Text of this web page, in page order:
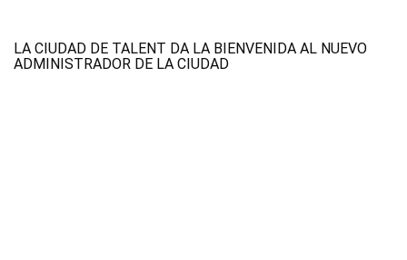
LA CIUDAD DE TALENT DA LA BIENVENIDA AL NUEVO
ADMINISTRADOR DE LA CIUDAD